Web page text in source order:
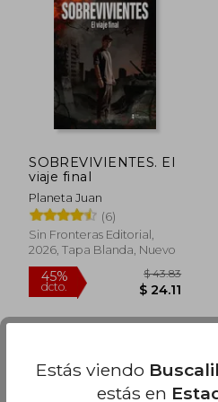
dcto.
SOBREVIVIENTES. El
viaje final
Planeta Juan
(6)
Sin Fronteras Editorial,
2026, Tapa Blanda, Nuevo
Se han encontrado pocos
Estás viendo
estás en